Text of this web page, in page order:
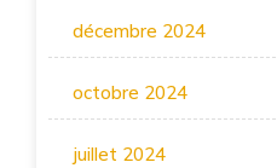
décembre 2024
octobre 2024
juillet 2024